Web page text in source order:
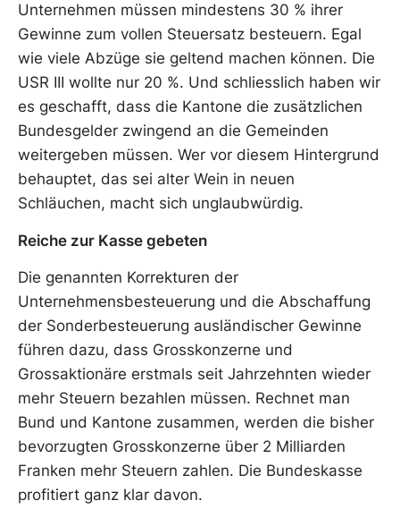
Unternehmen müssen mindestens 30 % ihrer
Gewinne zum vollen Steuersatz besteuern. Egal
wie viele Abzüge sie geltend machen können. Die
USR III wollte nur 20 %. Und schliesslich haben wir
es geschafft, dass die Kantone die zusätzlichen
Bundesgelder zwingend an die Gemeinden
weitergeben müssen. Wer vor diesem Hintergrund
behauptet, das sei alter Wein in neuen
Schläuchen, macht sich unglaubwürdig.
Reiche zur Kasse gebeten
Die genannten Korrekturen der
Unternehmensbesteuerung und die Abschaffung
der Sonderbesteuerung ausländischer Gewinne
führen dazu, dass Grosskonzerne und
Grossaktionäre erstmals seit Jahrzehnten wieder
mehr Steuern bezahlen müssen. Rechnet man
Bund und Kantone zusammen, werden die bisher
bevorzugten Grosskonzerne über 2 Milliarden
Franken mehr Steuern zahlen. Die Bundeskasse
profitiert ganz klar davon.